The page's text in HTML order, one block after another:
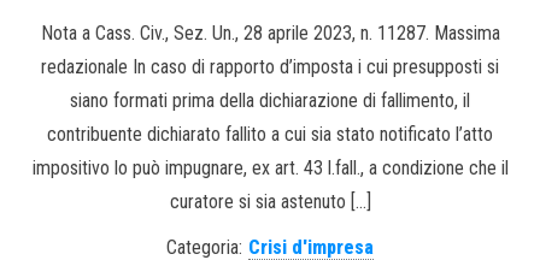
Nota a Cass. Civ., Sez. Un., 28 aprile 2023, n. 11287. Massima
redazionale In caso di rapporto d’imposta i cui presupposti si
siano formati prima della dichiarazione di fallimento, il
contribuente dichiarato fallito a cui sia stato notificato l’atto
impositivo lo può impugnare, ex art. 43 l.fall., a condizione che il
curatore si sia astenuto […]
Categoria: Crisi d'impresa